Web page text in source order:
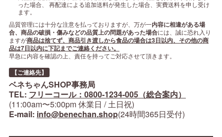
った場合、 再配達による追加送料が発生した場合、実費送料を申し受け
ます。
品質管理には十分な注意を払っておりますが、万が一内容に相違がある場
合、商品の破損・傷みなどの品質上の問題があった場合には、誠に恐れ入り
ますが商品は捨てず、商品引き渡しから食品の場合は3日以内、その他の商
品は7日以内に下記までご連絡ください。
早急に内容を確認の上、責任を持ってご対応させて頂きます。
【ご連絡先】
ベネちゃんSHOP事務局
TEL: フリーコール：0800-1234-005（総合案内）
(11:00am〜5:00pm 休業日 / 土日祝)
E-mail: info@benechan.shop(24時間365日受付)